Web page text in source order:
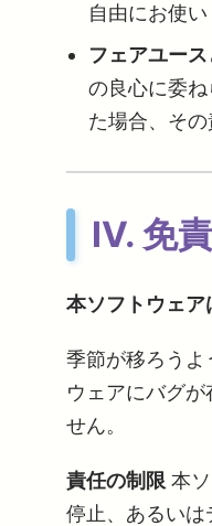
自由にお使い
フェアユー
の良心に委
た場合、その
Ⅳ. 免
本ソフトウェア
季節が移ろう
ウェアにバグ
せん。
責任の制限 本
停止、あるい